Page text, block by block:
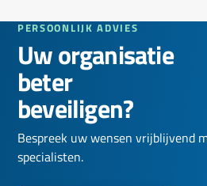
Uw organisatie
beter
beveiligen?
PERSOONLIJK ADVIES
Bespreek uw wensen vrijblijvend
specialisten.